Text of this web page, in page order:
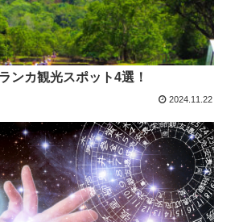
ンカ観光スポット4選！
2024.11.22